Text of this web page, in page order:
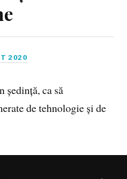
2020
ședință, ca să
de tehnologie și de